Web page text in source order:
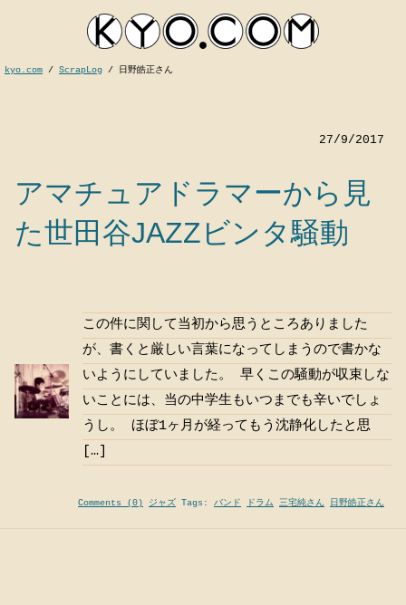
kyo.com / ScrapLog / 日野皓正さん
27/9/2017
アマチュアドラマーから見
た世田谷JAZZビンタ騒動
この件に関して当初から思うところありました
が、書くと厳しい言葉になってしまうので書かな
いようにしていました。 早くこの騒動が収束しな
いことには、当の中学生もいつまでも辛いでしょ
うし。 ほぼ1ヶ月が経ってもう沈静化したと思
[…]
Comments (0) ジャズ Tags: バンド ドラム 三宅純さん 日野皓正さん